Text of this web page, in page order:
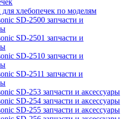
для хлебопечек по моделям
SD-2500 запчасти и
SD-2501 запчасти и
SD-2510 запчасти и
SD-2511 запчасти и
SD-253 запчасти и аксессуары
SD-254 запчасти и аксессуары
SD-255 запчасти и аксессуары